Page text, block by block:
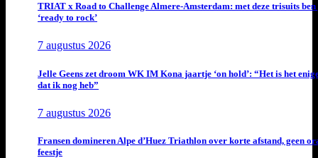
TRIAT x Road to Challenge Almere-Amsterdam: met deze trisuits ben
‘ready to rock’
7 augustus 2026
Jelle Geens zet droom WK IM Kona jaartje ‘on hold’: “Het is het
dat ik nog heb”
7 augustus 2026
Fransen domineren Alpe d’Huez Triathlon over korte afstand, geen
feestje